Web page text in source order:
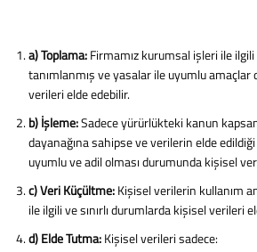
a) Toplama:Firmamız kurumsal işleri ile
tanımlanmış ve yasalar ile uyumlu
verileri elde edebilir.
b) İşleme:Sadece yürürlükteki kanun
dayanağına sahipse ve verilerin elde
uyumlu ve adil olması durumunda kişisel
c) Veri Küçültme:Kişisel verilerin kullanım
ile ilgili ve sınırlı durumlarda kişisel verileri
d) Elde Tutma:Kişisel verileri sadece: